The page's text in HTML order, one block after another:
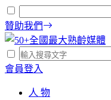
贊助我們
會員登入
人 物